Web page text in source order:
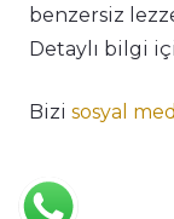
benzersiz
Detaylı bilgi
Bizi sosyal
Premium Cafe